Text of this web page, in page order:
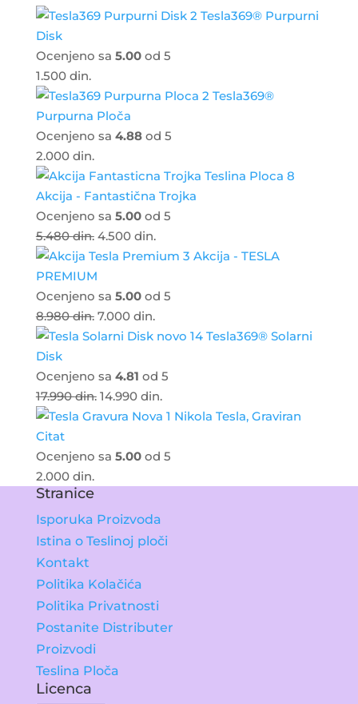
Tesla369® Purpurni
Disk
Ocenjeno sa 5.00od 5
1.500 din.
Tesla369®
Purpurna Ploča
Ocenjeno sa 4.88od 5
2.000 din.
Akcija - Fantastična Trojka
Ocenjeno sa 5.00od 5
5.480din. 4.500 din.
Akcija - TESLA
PREMIUM
Ocenjeno sa 5.00od 5
8.980din. 7.000 din.
Tesla369® Solarni
Disk
Ocenjeno sa 4.81 od 5
17.990din. 14.990 din.
Nikola Tesla, Graviran
Citat
Ocenjeno sa 5.00od 5
2.000 din.
Stranice
Isporuka Proizvoda
Istina o Teslinoj ploči
Kontakt
Politika Kolačića
Politika Privatnosti
Postanite Distributer
Proizvodi
Teslina Ploča
Licenca